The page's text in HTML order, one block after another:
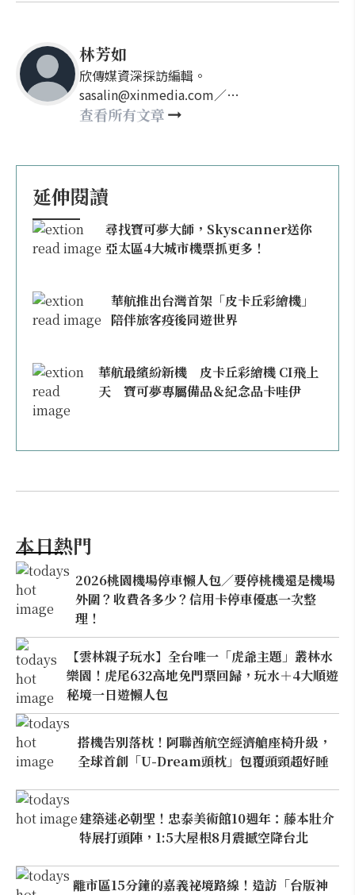
林芳如
欣傳媒資深採訪編輯。
sasalin@xinmedia.com／
happy21917@gmail.com
查看所有文章
延伸閱讀
尋找寶可夢大師，Skyscanner送你
亞太區4大城市機票抓更多！
華航推出台灣首架「皮卡丘彩繪機」
陪伴旅客疫後同遊世界
華航最繽紛新機 皮卡丘彩繪機 CI飛上
天 寶可夢專屬備品＆紀念品卡哇伊
本日熱門
2026桃園機場停車懶人包／要停桃機還是機場
外圍？收費各多少？信用卡停車優惠一次整
理！
【雲林親子玩水】全台唯一「虎爺主題」叢林水
樂園！虎尾632高地免門票回歸，玩水＋4大順遊
秘境一日遊懶人包
搭機告別落枕！阿聯酋航空經濟艙座椅升級，
全球首創「U-Dream頭枕」包覆頭頸超好睡
建築迷必朝聖！忠泰美術館10週年：藤本壯介
特展打頭陣，1:5大屋根8月震撼空降台北
離市區15分鐘的嘉義祕境路線！造訪「台版神